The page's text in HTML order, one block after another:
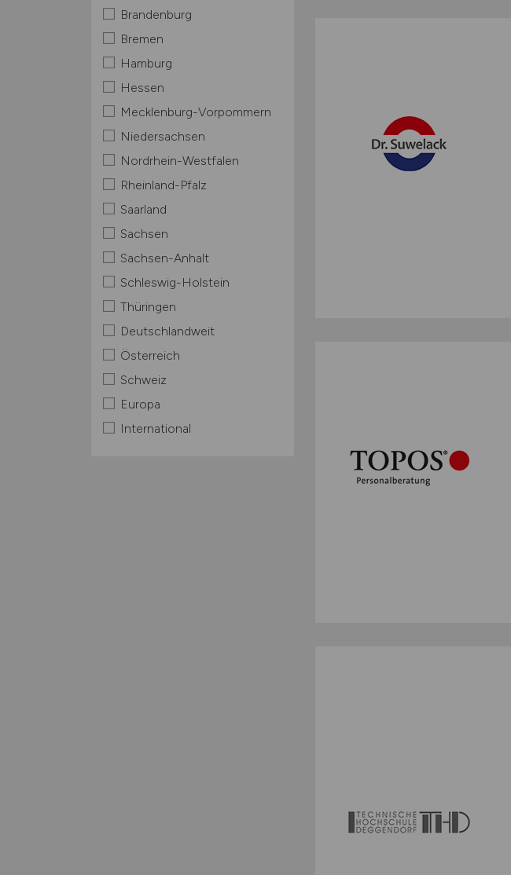
Brandenburg
Bremen
Hamburg
Hessen
Mecklenburg-Vorpommern
Niedersachsen
Nordrhein-Westfalen
Rheinland-Pfalz
Saarland
Sachsen
Sachsen-Anhalt
Schleswig-Holstein
Thüringen
Deutschlandweit
Österreich
Schweiz
Europa
International